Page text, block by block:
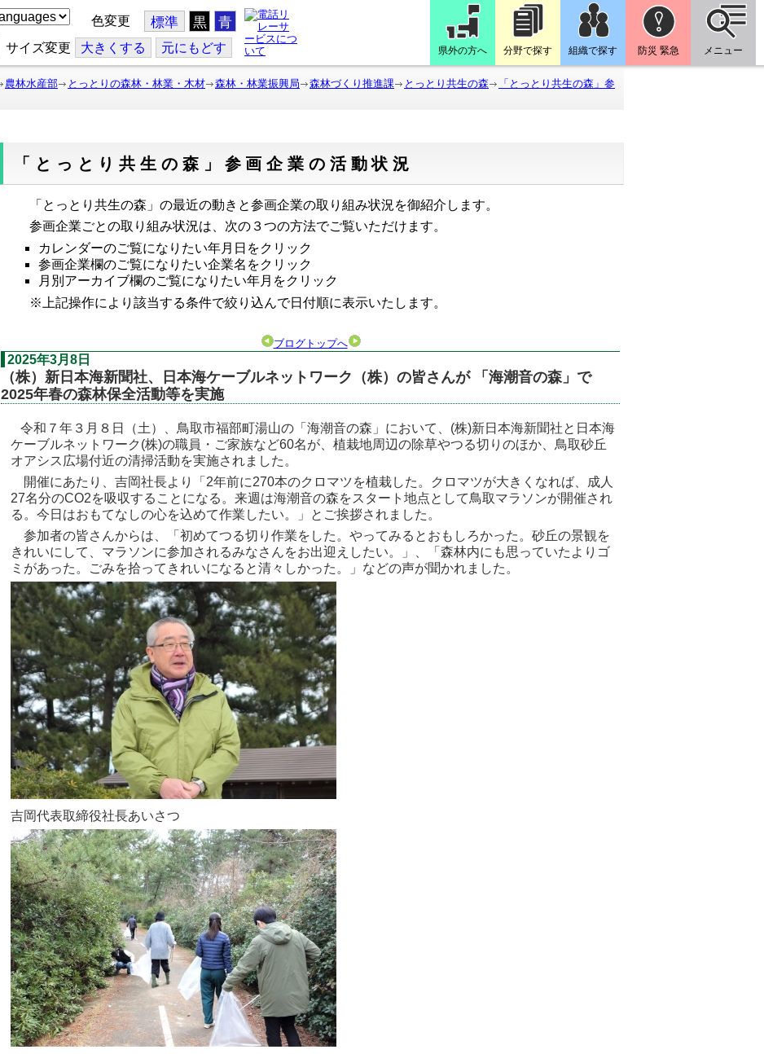
色変更 標準 黒 青
サイズ変更 大きくする 元にもどす 県外の方へ 分野で探す 組織で探す 防災 緊急 メニュー
農林水産部 とっとりの森林・林業・木材 森林・林業振興局 森林づくり推進課 とっとり共生の森
「とっとり共生の森」参
「とっとり共生の森」参画企業の活動状況
「とっとり共生の森」の最近の動きと参画企業の取り組み状況を御紹介します。
参画企業ごとの取り組み状況は、次の３つの方法でご覧いただけます。
カレンダーのご覧になりたい年月日をクリック
参画企業欄のご覧になりたい企業名をクリック
月別アーカイブ欄のご覧になりたい年月をクリック
※上記操作により該当する条件で絞り込んで日付順に表示いたします。
ブログトップへ
2025年3月8日
（株）新日本海新聞社、日本海ケーブルネットワーク（株）の皆さんが 「海潮音の森」で
2025年春の森林保全活動等を実施
令和７年３月８日（土）、鳥取市福部町湯山の「海潮音の森」において、(株)新日本海新聞社と日本海
ケーブルネットワーク(株)の職員・ご家族など60名が、植栽地周辺の除草やつる切りのほか、鳥取砂丘
オアシス広場付近の清掃活動を実施されました。
開催にあたり、吉岡社長より「2年前に270本のクロマツを植栽した。クロマツが大きくなれば、成人
27名分のCO2を吸収することになる。来週は海潮音の森をスタート地点として鳥取マラソンが開催され
る。今日はおもてなしの心を込めて作業したい。」とご挨拶されました。
参加者の皆さんからは、「初めてつる切り作業をした。やってみるとおもしろかった。砂丘の景観を
きれいにして、マラソンに参加されるみなさんをお出迎えしたい。」、「森林内にも思っていたよりゴ
ミがあった。ごみを拾ってきれいになると清々しかった。」などの声が聞かれました。
吉岡代表取締役社長あいさつ